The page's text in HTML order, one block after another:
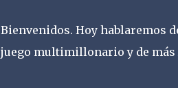
Bienvenidos. Hoy hablaremos
juego multimillonario y de más